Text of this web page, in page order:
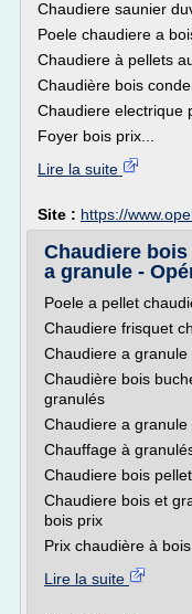
Chaudiere saunier
Poele chaudiere a
Chaudiere à pellets
Chaudière bois
Chaudiere electrique
Foyer bois prix...
Lire la suite
Site : https://
Chaudiere
a granule -
Poele a pellet
Chaudiere frisquet
Chaudiere a
Chaudière bois
granulés
Chaudiere a
Chauffage à
Chaudiere bois
Chaudiere bois et
bois prix
Prix chaudière à
Lire la suite